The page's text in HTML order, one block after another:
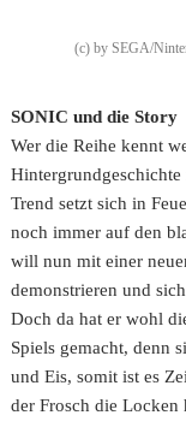
(c) by SEGA/
SONIC und die Story
Wer die Reihe kennt
Hintergrundgeschichte
Trend setzt sich in
noch immer auf den
will nun mit einer
demonstrieren und
Doch da hat er wohl
Spiels gemacht, denn
und Eis, somit ist es
der Frosch die Locken